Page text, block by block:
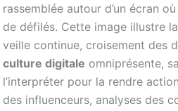
rassemblée autour d’un écran
de défilés. Cette image illustre
veille continue, croisement des
culture digitale omniprésente,
l’interpréter pour la rendre
des influenceurs, analyses des